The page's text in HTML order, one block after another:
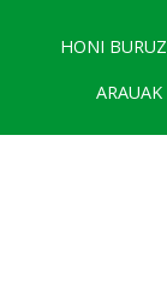
HONI BURUZ
ARAUAK